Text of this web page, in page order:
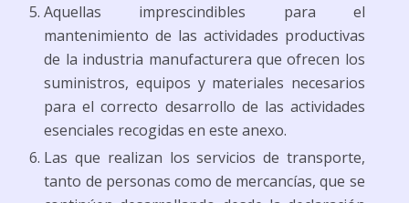
Aquellas imprescindibles para el
mantenimiento de las actividades productivas
de la industria manufacturera que ofrecen los
suministros, equipos y materiales necesarios
para el correcto desarrollo de las actividades
esenciales recogidas en este anexo.
Las que realizan los servicios de transporte,
tanto de personas como de mercancías, que se